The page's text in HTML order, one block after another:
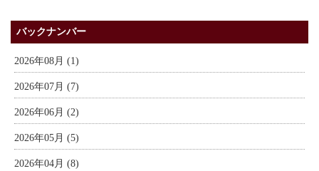
バックナンバー
2026年08月 (1)
2026年07月 (7)
2026年06月 (2)
2026年05月 (5)
2026年04月 (8)